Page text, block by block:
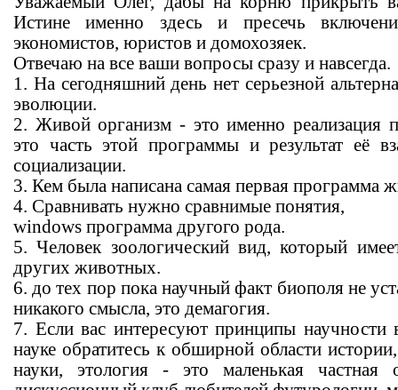
Истине именно здесь и пресечь
экономистов, юристов и домохозяек.
Отвечаю на все ваши вопросы сразу и навсегда.
1. На сегодняшний день нет серьезной
эволюции.
2. Живой организм - это именно реализация
это часть этой программы и результат её
социализации.
3. Кем была написана самая первая программа
4. Сравнивать нужно сравнимые понятия,
windows программа другого рода.
5. Человек зоологический вид, который
других животных.
6. до тех пор пока научный факт биополя не
никакого смысла, это демагогия.
7. Если вас интересуют принципы научности
науке обратитесь к обширной области
науки, этология - это маленькая частная